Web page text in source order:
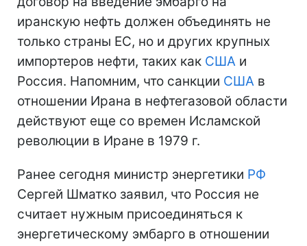
иранскую нефть должен объединять не
только страны ЕС, но и других крупных
импортеров нефти, таких как США и
Россия. Напомним, что санкции США в
отношении Ирана в нефтегазовой области
действуют еще со времен Исламской
революции в Иране в 1979 г.
Ранее сегодня министр энергетики РФ
Сергей Шматко заявил, что Россия не
считает нужным присоединяться к
энергетическому эмбарго в отношении